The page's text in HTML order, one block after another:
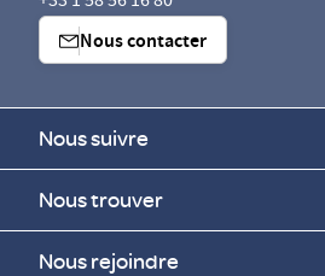
Nous contacter
Nous suivre
Nous trouver
Nous rejoindre